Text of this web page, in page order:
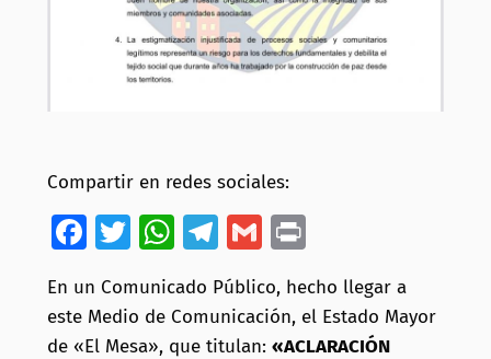
Compartir en redes sociales:
Facebook
Twitter
WhatsApp
Telegram
GmailPrint
En un Comunicado Público, hecho llegar a
este Medio de Comunicación, el Estado Mayor
de «El Mesa», que titulan: «ACLARACIÓN